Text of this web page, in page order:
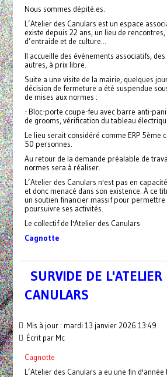
Nous sommes dépité.es.
L’Atelier des Canulars est un espace
existe depuis 22 ans, un lieu de
d’entraide et de culture...
Il accueille des événements associatifs,
autres, à prix libre.
Suite a une visite de la mairie, quelques
décision de fermeture a été suspendue
de mises aux normes :
- Bloc-porte coupe-feu avec barre anti-
de grooms, vérification du tableau
Le lieu serait considéré comme ERP 5ème
50 personnes.
Au retour de la demande préalable de
normes sera à réaliser.
L’Atelier des Canulars n'est pas en
et donc menacé dans son existence. À ce
un soutien financier massif pour permettre
poursuivre ses activités.
Le collectif de l'Atelier des Canulars
Cagnotte
SURVIDE DE L'ATELIER
CANULARS
Mis à jour : mardi 13 janvier 2026 13:49
Écrit par Mc
Cagnotte
L’Atelier des Canulars a eu une fin